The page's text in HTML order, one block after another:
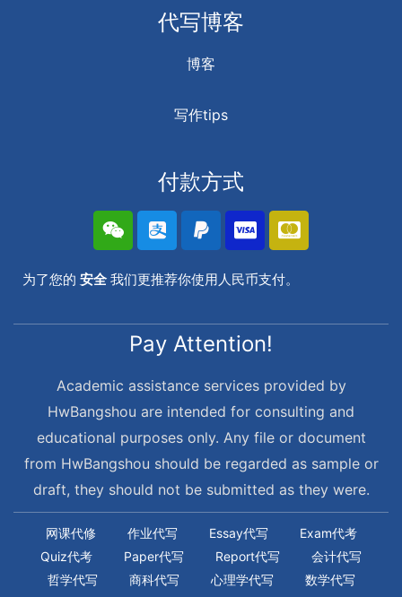
代写博客
博客
写作tips
付款方式
为了您的 安全 我们更推荐你使用人民币支付。
Pay Attention!
Academic assistance services provided by
HwBangshou are intended for consulting and
educational purposes only. Any file or document
from HwBangshou should be regarded as sample or
draft, they should not be submitted as they were.
网课代修 作业代写 Essay代写
Exam代考
Quiz代考
Paper代写 Report代写
会计代写
哲学代写
商科代写 心理学代写
数学代写